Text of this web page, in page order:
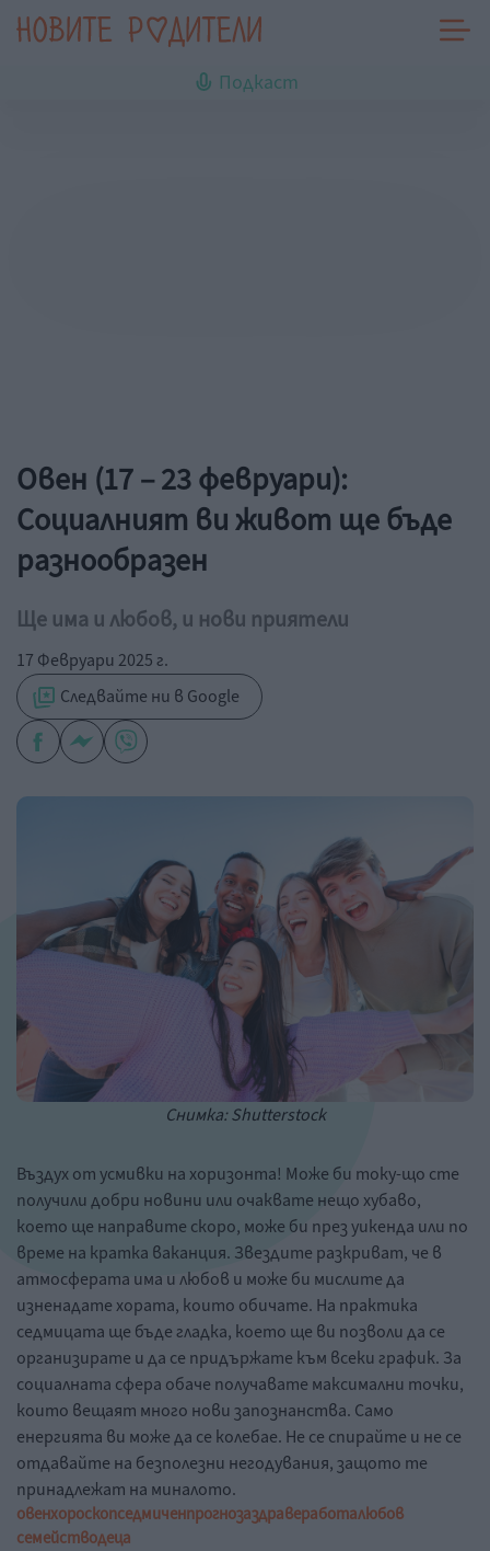
Подкаст
Овен (17 – 23 февруари):
Социалният ви живот ще бъде
разнообразен
Ще има и любов, и нови приятели
17 Февруари 2025 г.
Следвайте ни в Google
Снимка: Shutterstock
Въздух от усмивки на хоризонта! Може би току-що сте
получили добри новини или очаквате нещо хубаво,
което ще направите скоро, може би през уикенда или по
време на кратка ваканция. Звездите разкриват, че в
атмосферата има и любов и може би мислите да
изненадате хората, които обичате. На практика
седмицата ще бъде гладка, което ще ви позволи да се
организирате и да се придържате към всеки график. За
социалната сфера обаче получавате максимални точки,
които вещаят много нови запознанства. Само
енергията ви може да се колебае. Не се спирайте и не се
отдавайте на безполезни негодувания, защото те
принадлежат на миналото.
овенхороскопседмиченпрогнозаздравеработалюбов
семействодеца